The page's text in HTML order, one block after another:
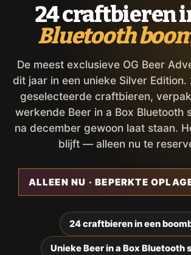
24 craftbieren
Bluetooth
De meest exclusieve OG Beer
dit jaar in een unieke Silver
geselecteerde craftbieren,
werkende Beer in a Box Bluetooth
na december gewoon laat staan.
blijft — alleen nu te
ALLEEN NU · BEPERKTE
24 craftbieren in een
Unieke Beer in a Box Bluetooth